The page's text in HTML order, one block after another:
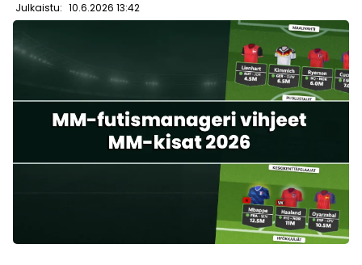
Julkaistu: 10.6.2026 13:42